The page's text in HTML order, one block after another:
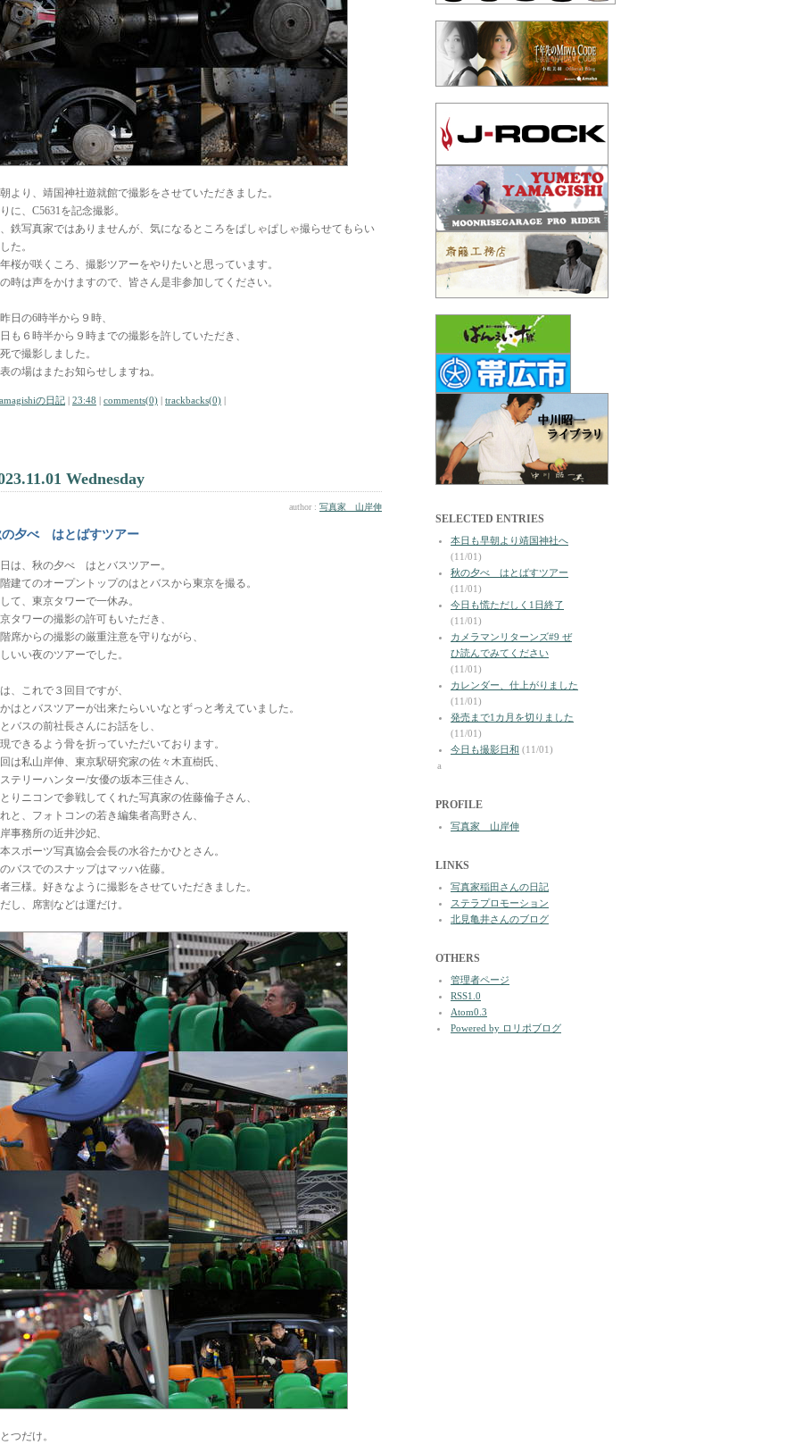
より、靖国神社遊就館で撮影をさせていただきました。
に、C5631を記念撮影。
鉄写真家ではありませんが、気になるところをぱしゃぱしゃ撮らせてもらい
た。
桜が咲くころ、撮影ツアーをやりたいと思っています。
時は声をかけますので、皆さん是非参加してください。
日の6時半から９時、
も６時半から９時までの撮影を許していただき、
で撮影しました。
の場はまたお知らせしますね。
の日記 | 23:48 | comments(0) | trackbacks(0) |
Wednesday
author : 写真家 山岸伸
の夕べ はとばすツアー
は、秋の夕べ はとバスツアー。
階建てのオープントップのはとバスから東京を撮る。
て、東京タワーで一休み。
タワーの撮影の許可もいただき、
階席からの撮影の厳重注意を守りながら、
いい夜のツアーでした。
、これで３回目ですが、
はとバスツアーが出来たらいいなとずっと考えていました。
バスの前社長さんにお話をし、
できるよう骨を折っていただいております。
は私山岸伸、東京駅研究家の佐々木直樹氏、
ステリーハンター/女優の坂本三佳さん、
りニコンで参戦してくれた写真家の佐藤倫子さん、
と、フォトコンの若き編集者高野さん、
事務所の近井沙妃、
スポーツ写真協会会長の水谷たかひとさん。
バスでのスナップはマッハ佐藤。
三様。好きなように撮影をさせていただきました。
し、席割などは運だけ。
つだけ。
SELECTED ENTRIES
本日も早朝より靖国神社へ
(11/01)
秋の夕べ はとばすツアー
(11/01)
今日も慌ただしく1日終了
(11/01)
カメラマンリターンズ#9 ぜ
ひ読んでみてください
(11/01)
カレンダー、仕上がりました
(11/01)
発売まで1カ月を切りました
(11/01)
今日も撮影日和 (11/01)
a
PROFILE
写真家 山岸伸
LINKS
写真家稲田さんの日記
ステラプロモーション
北見亀井さんのブログ
OTHERS
管理者ページ
RSS1.0
Atom0.3
Powered by ロリポブログ